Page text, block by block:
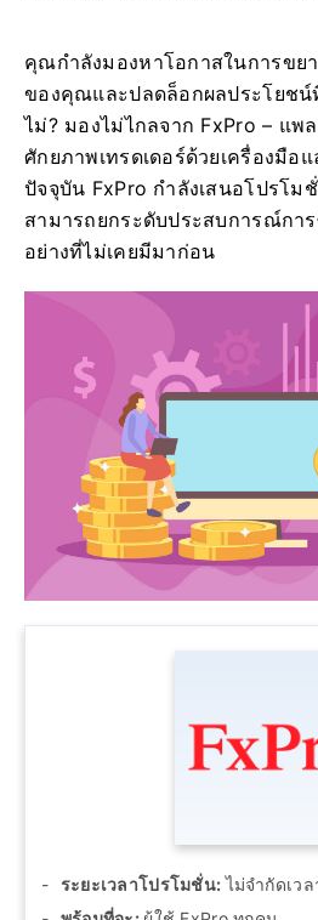
คุณกำลังมองหาโอกาสในการขย
ของคุณและปลดล็อกผลประโยชน์
ไม่? มองไม่ไกลจาก FxPro – แพ
ศักยภาพเทรดเดอร์ด้วยเครื่องมือ
ปัจจุบัน FxPro กำลังเสนอโปรโม
สามารถยกระดับประสบการณ์กา
อย่างที่ไม่เคยมีมาก่อน
ระยะเวลาโปรโมชั่น:ไม่จำกัดเวล